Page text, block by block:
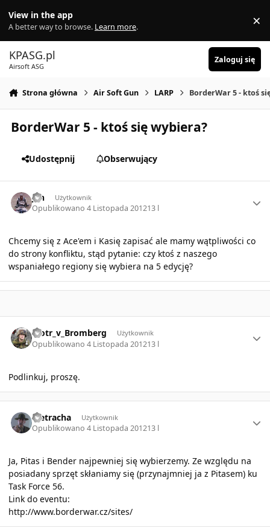
View in the app
A better way to browse. Learn more. ×
KPASG.pl
Airsoft ASG
Zaloguj się
Strona główna Air Soft Gun LARP BorderWar 5 - ktoś
BorderWar 5 - ktoś się wybiera?
Udostępnij Obserwujący
jan Użytkownik
Opublikowano4 Listopada 201213 l
Chcemy się z Ace'em i Kasię zapisać ale mamy wątpliwości co
do strony konfliktu, stąd pytanie: czy ktoś z naszego
wspaniałego regiony się wybiera na 5 edycję?
Piotr_v_Bromberg Użytkownik
Opublikowano4 Listopada 201213 l
Podlinkuj, proszę.
Pietracha Użytkownik
Opublikowano4 Listopada 201213 l
Ja, Pitas i Bender najpewniej się wybierzemy. Ze względu na
posiadany sprzęt skłaniamy się (przynajmniej ja z Pitasem) ku
Task Force 56.
Link do eventu:
http://www.borderwar.cz/sites/